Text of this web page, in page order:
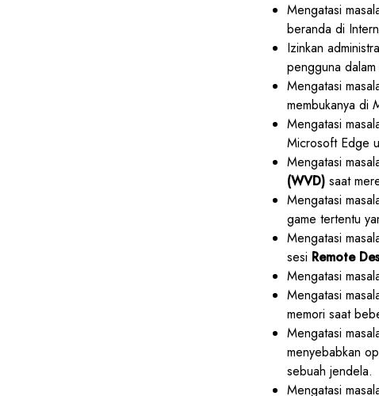
Mengatasi
beranda di
Izinkan
pengguna
Mengatasi
membukanya di
Mengatasi
Microsoft Edge
Mengatasi
(WVD) saat
Mengatasi
game tertentu
Mengatasi
sesi Remote
Mengatasi
Mengatasi
memori saat
Mengatasi
menyebabkan
sebuah jendela.
Mengatasi